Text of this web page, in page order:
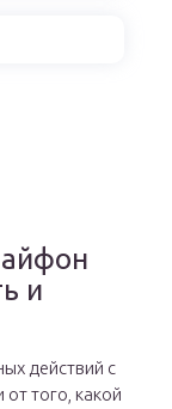
и
действий с
того, какой